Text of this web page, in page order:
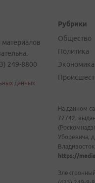
249-8800
данных
Рубрики
Общество
Политика
Экономика
На данном
72742,
Уборевича,
https://